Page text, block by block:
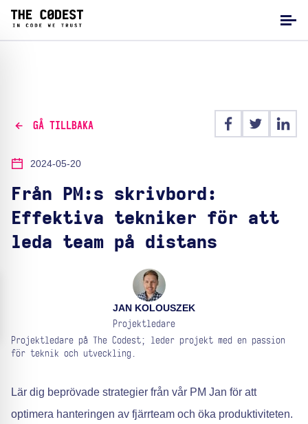
GÅ TILLBAKA
2024-05-20
Från PM:s skrivbord:
Effektiva tekniker för att
leda team på distans
JAN KOLOUSZEK
Projektledare
Projektledare på The Codest; leder projekt med en passion
för teknik och utveckling.
Lär dig beprövade strategier från vår PM Jan för att
optimera hanteringen av fjärrteam och öka produktiviteten.